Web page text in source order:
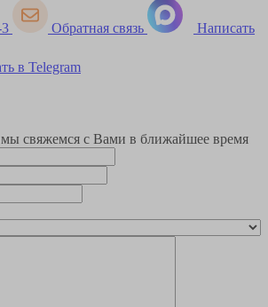
Обратная связь Написать
в Telegram
свяжемся с Вами в ближайшее время